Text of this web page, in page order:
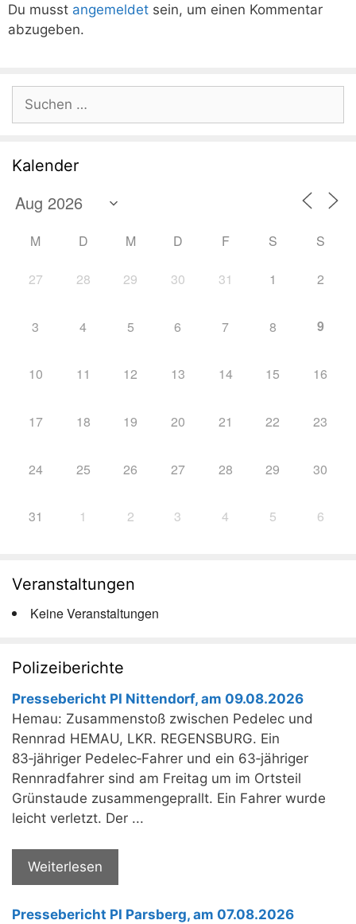
Du musst angemeldet sein, um einen Kommentar
abzugeben.
Suchen
nach:
Kalender
M D M D F S S
27 28 29 30 31 1 2
3 4 5 6 7 8 9
10 11 12 13 14 15 16
17 18 19 20 21 22 23
24 25 26 27 28 29 30
31 1 2 3 4 5 6
Veranstaltungen
Keine Veranstaltungen
Polizeiberichte
Pressebericht PI Nittendorf, am 09.08.2026
Hemau: Zusammenstoß zwischen Pedelec und
Rennrad HEMAU, LKR. REGENSBURG. Ein
83‑jähriger Pedelec‑Fahrer und ein 63‑jähriger
Rennradfahrer sind am Freitag um im Ortsteil
Grünstaude zusammengeprallt. Ein Fahrer wurde
leicht verletzt. Der ...
Weiterlesen
Pressebericht PI Parsberg, am 07.08.2026